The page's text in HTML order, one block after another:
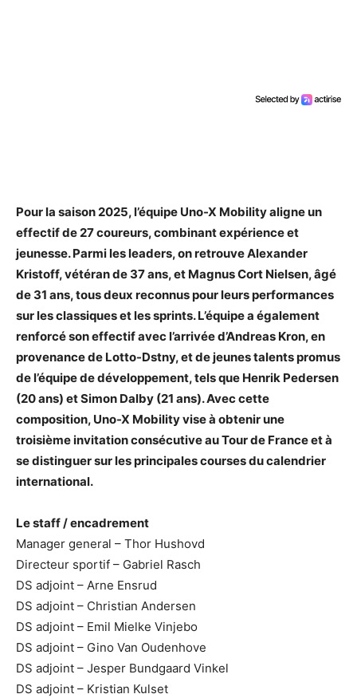
Pour la saison 2025, l’équipe Uno-X Mobility aligne un
effectif de 27 coureurs, combinant expérience et
jeunesse. Parmi les leaders, on retrouve Alexander
Kristoff, vétéran de 37 ans, et Magnus Cort Nielsen, âgé
de 31 ans, tous deux reconnus pour leurs performances
sur les classiques et les sprints. L’équipe a également
renforcé son effectif avec l’arrivée d’Andreas Kron, en
provenance de Lotto-Dstny, et de jeunes talents promus
de l’équipe de développement, tels que Henrik Pedersen
(20 ans) et Simon Dalby (21 ans). Avec cette
composition, Uno-X Mobility vise à obtenir une
troisième invitation consécutive au Tour de France et à
se distinguer sur les principales courses du calendrier
international.
Le staff / encadrement
Manager general – Thor Hushovd
Directeur sportif – Gabriel Rasch
DS adjoint – Arne Ensrud
DS adjoint – Christian Andersen
DS adjoint – Emil Mielke Vinjebo
DS adjoint – Gino Van Oudenhove
DS adjoint – Jesper Bundgaard Vinkel
DS adjoint – Kristian Kulset